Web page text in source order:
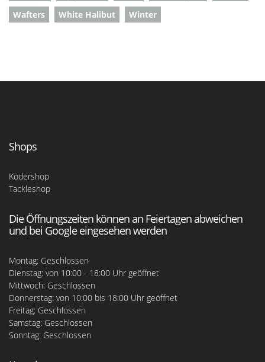
Wafters
White Halibut Winter
Shops
Ködershop
Tackleshop
Die Öffnungszeiten können an Feiertagen abweichen
und bei Google eingesehen werden
Montag: Geschlossen
Dienstag: von 10:00 - 18:00 Uhr geöffnet
Mittwoch: Geschlossen
Donnerstag: von 10:00 bis 18:00 Uhr geöffnet
Freitag: Geschlossen
Samstag: Geschlossen
Sonntag: Geschlossen